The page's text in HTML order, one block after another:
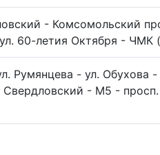
- Комсомольский
60-летия Октября - ЧМК
Румянцева - ул. Обухова
- М5 -